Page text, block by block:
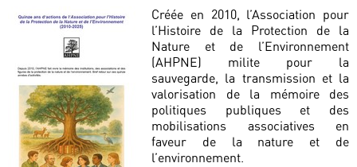
Créée en 2010, l’Association pour
l’Histoire de la Protection de la
Nature et de l’Environnement
(AHPNE) milite pour la
sauvegarde, la transmission et la
valorisation de la mémoire des
politiques publiques et des
mobilisations associatives en
faveur de la nature et de
l’environnement.